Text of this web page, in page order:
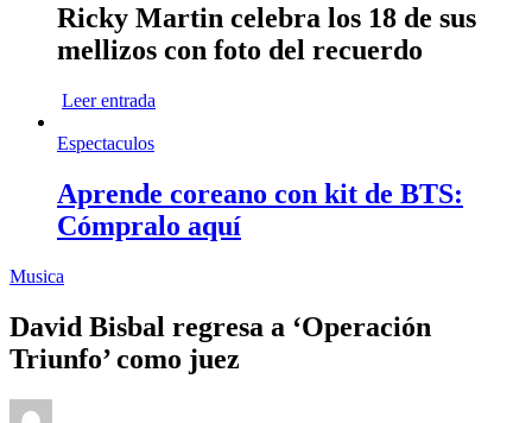
Ricky Martin celebra los 18 de sus
mellizos con foto del recuerdo
Leer entrada
Espectaculos
Aprende coreano con kit de BTS:
Cómpralo aquí
Musica
David Bisbal regresa a ‘Operación
Triunfo’ como juez